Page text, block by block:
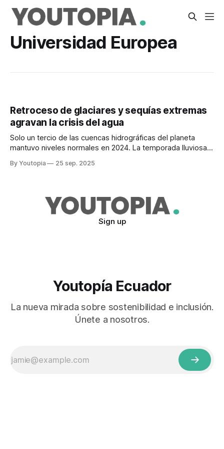
Universidad Europea
Retroceso de glaciares y sequías extremas
agravan la crisis del agua
Solo un tercio de las cuencas hidrográficas del planeta
mantuvo niveles normales en 2024. La temporada lluviosa
By Youtopia 25 sep. 2025
Sign up
Youtopía Ecuador
La nueva mirada sobre sostenibilidad e inclusión.
Únete a nosotros.